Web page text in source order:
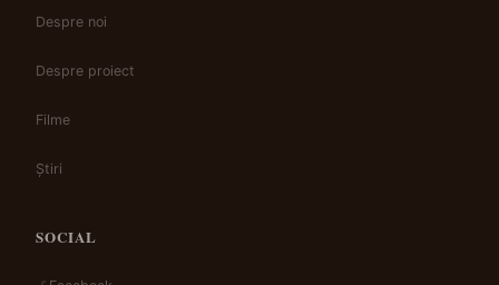
Despre noi
Despre proiect
Filme
Știri
SOCIAL